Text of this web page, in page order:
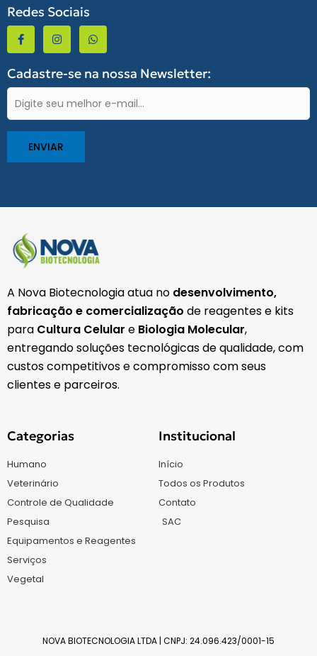
Redes Sociais
F
a
c
e
o
o
k
-
f
I
n
s
t
g
r
m
W
h
a
t
a
p
Cadastre-se na nossa Newsletter:
E-
mail
A Nova Biotecnologia atua no desenvolvimento,
fabricação e comercialização de reagentes e kits
para Cultura Celular e Biologia Molecular,
entregando soluções tecnológicas de qualidade, com
custos competitivos e compromisso com seus
clientes e parceiros.
Categorias
Humano
Veterinário
Controle de Qualidade
Pesquisa
Equipamentos e Reagentes
Serviços
Vegetal
Institucional
Início
Todos os Produtos
Contato
SAC
NOVA BIOTECNOLOGIA LTDA | CNPJ: 24.096.423/0001-15